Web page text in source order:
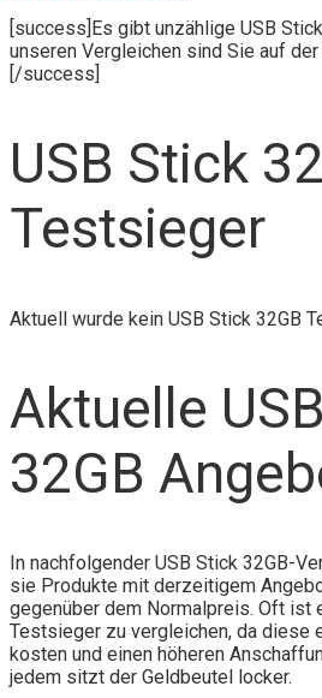
[success]Es gibt unzählige USB
unseren Vergleichen sind Sie auf
[/success]
USB Stick
Testsieger
Aktuell wurde kein USB Stick 32GB
Aktuelle
32GB
In nachfolgender USB Stick 32GB-
sie Produkte mit derzeitigem
gegenüber dem Normalpreis. Oft ist
Testsieger zu vergleichen, da diese
kosten und einen höheren
jedem sitzt der Geldbeutel locker.